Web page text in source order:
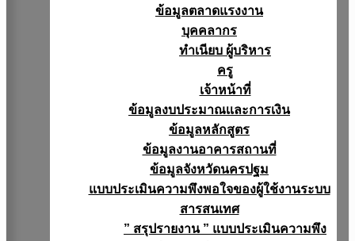
ข้อมูลตลาดแรงงาน
บุคคลากร
ทำเนียบ ผู้บริหาร
ครู
เจ้าหน้าที่
ข้อมูลงบประมาณเเละการเงิน
ข้อมูลหลักสูตร
ข้อมูลงานอาคารสถานที่
ข้อมูลจังหวัดนครปฐม
แบบประเมินความพึงพอใจของผู้ใช้งานระบบ
สารสนเทศ
” สรุปรายงาน ” แบบประเมินความพึง